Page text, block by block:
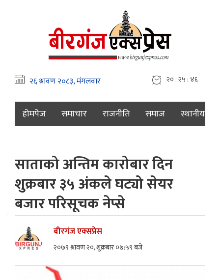
२० : २५ : ४७
होमपेज समाचार राजनीति समाज स्थानीय
साताको अन्तिम कारोबार दिन
शुक्रबार ३५ अंकले घट्यो सेयर
बजार परिसूचक नेप्से
बीरगंज एक्सप्रेस
२०७९ श्रावण २०, शुक्रबार ०७:५९ बजे